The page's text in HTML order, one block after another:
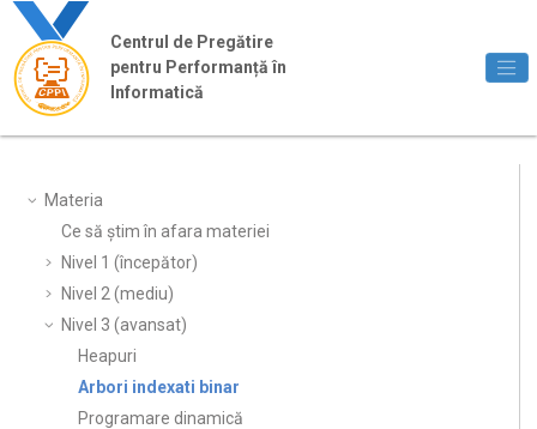
Jump to main content
Centrul de Pregătire
pentru Performanță în
Informatică
Materia
Ce să știm în afara materiei
Nivel 1 (începător)
Nivel 2 (mediu)
Nivel 3 (avansat)
Heapuri
Arbori indexati binar
Programare dinamică